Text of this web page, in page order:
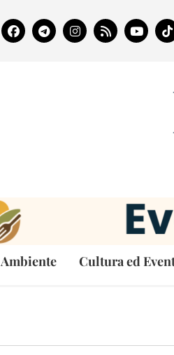
Ambiente Cultura ed